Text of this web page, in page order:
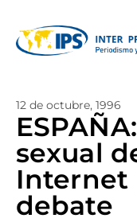
12 de octubre, 1996
sexual
Internet
debate